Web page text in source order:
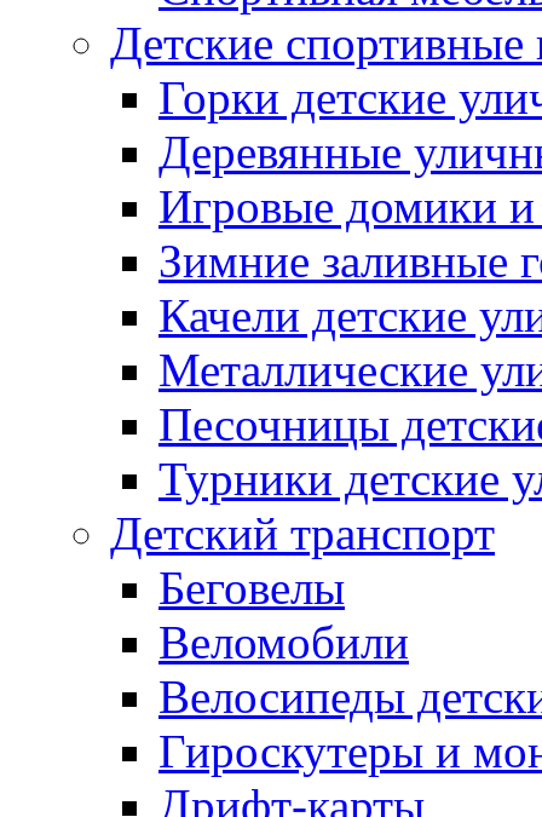
Детские
Горки детские
Деревянные
Игровые домики и
Зимние заливные
Качели детские
Металлические
Песочницы
Турники детские
Детский транспорт
Беговелы
Веломобили
Велосипеды
Гироскутеры и
Дрифт-карты